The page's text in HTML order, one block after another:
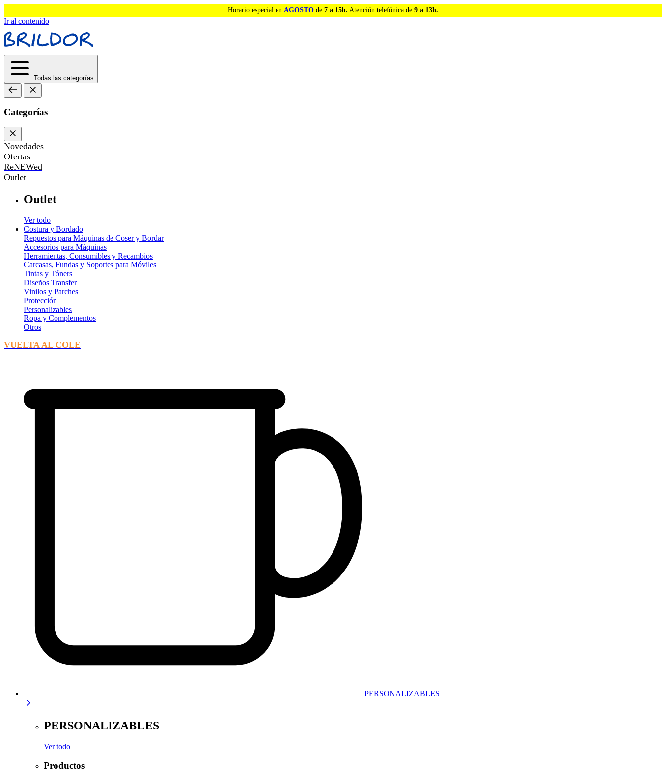
Horario especial en AGOSTO de 7 a 15h. Atención telefónica de 9 a 13h.
Ir al contenido
Todas las categorías
Categorías
Novedades
Ofertas
ReNEWed
Outlet
Outlet
Ver todo
Costura y Bordado
Repuestos para Máquinas de Coser y Bordar
Accesorios para Máquinas
Herramientas, Consumibles y Recambios
Carcasas, Fundas y Soportes para Móviles
Tintas y Tóners
Diseños Transfer
Vinilos y Parches
Protección
Personalizables
Ropa y Complementos
Otros
VUELTA AL COLE
PERSONALIZABLES
PERSONALIZABLES
Ver todo
Productos